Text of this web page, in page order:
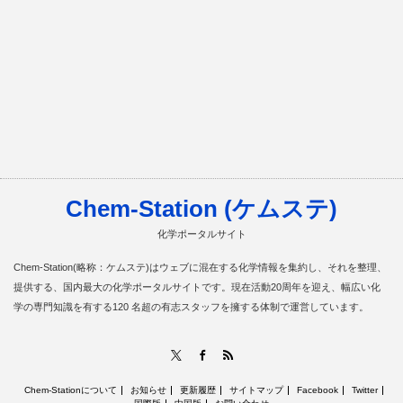
Chem-Station (ケムステ)
化学ポータルサイト
Chem-Station(略称：ケムステ)はウェブに混在する化学情報を集約し、それを整理、
提供する、国内最大の化学ポータルサイトです。現在活動20周年を迎え、幅広い化
学の専門知識を有する120 名超の有志スタッフを擁する体制で運営しています。
Facebook
Chem-Stationについて お知らせ 更新履歴 サイトマップ Facebook
Twitter